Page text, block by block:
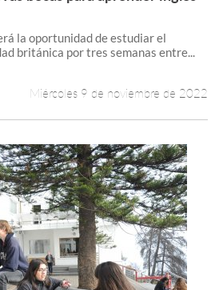
Leer más +
la oportunidad de estudiar el
británica por tres semanas entre...
Miércoles 9 de noviembre de 2022